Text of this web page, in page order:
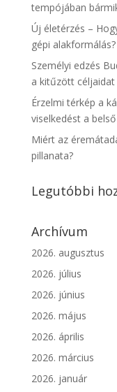
tempójában
Új életérzés –
gépi alakformálás?
Személyi edzés
a kitűzött céljaidat
Érzelmi térkép a
viselkedést a
Miért az
pillanata?
Legutóbbi
Archívum
2026. augusztus
2026. július
2026. június
2026. május
2026. április
2026. március
2026. január